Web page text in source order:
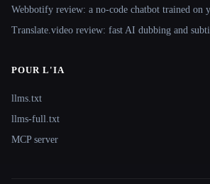
Webbotify review: a no-code chatbot trained on
Translate.video review: fast AI dubbing and
POUR L'IA
llms.txt
llms-full.txt
MCP server